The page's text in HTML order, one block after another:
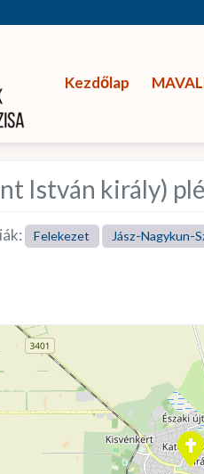
Kezdőlap
István király)
Felekezet Jász-Nagykun-